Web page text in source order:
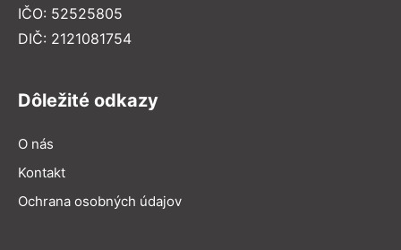
IČO: 52525805
DIČ: 2121081754
Dôležité odkazy
O nás
Kontakt
Ochrana osobných údajov